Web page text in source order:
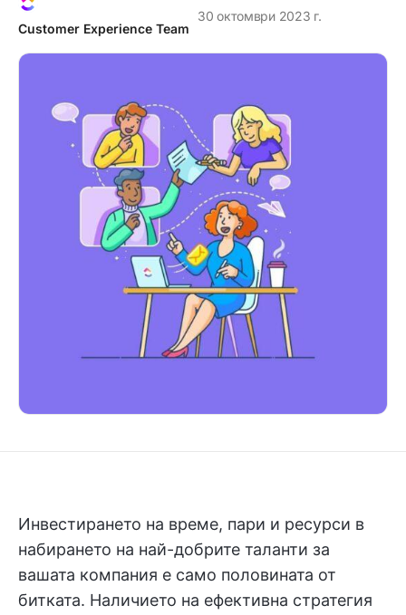
Customer Experience Team
30 октомври 2023 г.
Инвестирането на време, пари и ресурси в
набирането на най-добрите таланти за
вашата компания е само половината от
битката. Наличието на ефективна стратегия